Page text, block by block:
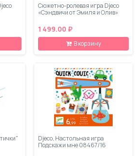
Сюжетно-ролевая игра Djeco
«Сэндвичи от Эмиля и Олив»
1 499.00 ₽
В корзину
Djeco, Настольная игра
Подскажи мне 08467/16